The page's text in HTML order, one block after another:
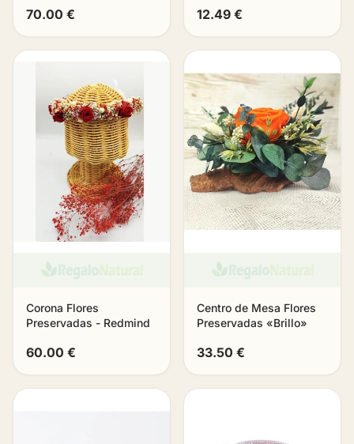
70.00 € 12.49 €
Corona Flores
Preservadas - Redmind
60.00 €
Centro de Mesa Flores
Preservadas «Brillo»
33.50 €